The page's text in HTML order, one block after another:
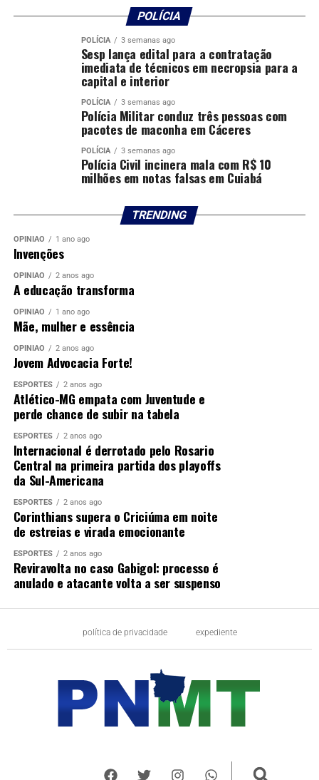
Ainda durante a agenda, o ministro Alexandre Padilha
também homenageou profissionais sanitaristas com a
entrega da Carteira Nacional de Sanitaristas para
Marina Pereira, Nayara de Oliveira, Jeanete Bueno,
Gustavo Cunha, Nelson dos Santos e Ana Paula da Silva,
em conformidade com a Lei nº 14.725/2023,
regulamentada pelo Decreto nº 12.921/2026.
A regulamentação da profissão de sanitarista
representa um avanço estratégico para o
fortalecimento das políticas públicas de saúde e para a
institucional, promove a valorização profissional e
fortalece a capacidade técnica de uma categoria
essencial para o planejamento, a gestão e a
implementação de respostas aos desafios sanitários do
país.
Rafaelle Pereira
Ministério da Saúde
RELATED TOPICS: AMPLIAR ASSISTÊNCIA
INVESTE
UP NEXT
Governo do Brasil levará conectividade a até 3,8 mil UBS
e ampliará a Telessaúde no SUS
DON'T MISS
Divulgada seleção de propostas habilitadas no Novo PAC
POLÍCIA
POLÍCIA 3 semanas ago
Sesp lança edital para a contratação
imediata de técnicos em necropsia para a
capital e interior
POLÍCIA 3 semanas ago
Polícia Militar conduz três pessoas com
pacotes de maconha em Cáceres
POLÍCIA 3 semanas ago
Polícia Civil incinera mala com R$ 10
milhões em notas falsas em Cuiabá
TRENDING
OPINIÃO 1 ano ago
Invenções
OPINIÃO 2 anos ago
A educação transforma
OPINIÃO 1 ano ago
Mãe, mulher e essência
OPINIÃO 2 anos ago
Jovem Advocacia Forte!
ESPORTES 2 anos ago
Atlético-MG empata com Juventude e
perde chance de subir na tabela
ESPORTES 2 anos ago
Internacional é derrotado pelo Rosario
Central na primeira partida dos playoffs
da Sul-Americana
ESPORTES 2 anos ago
Corinthians supera o Criciúma em noite
de estreias e virada emocionante
ESPORTES 2 anos ago
Reviravolta no caso Gabigol: processo é
anulado e atacante volta a ser suspenso
política de privacidade expediente